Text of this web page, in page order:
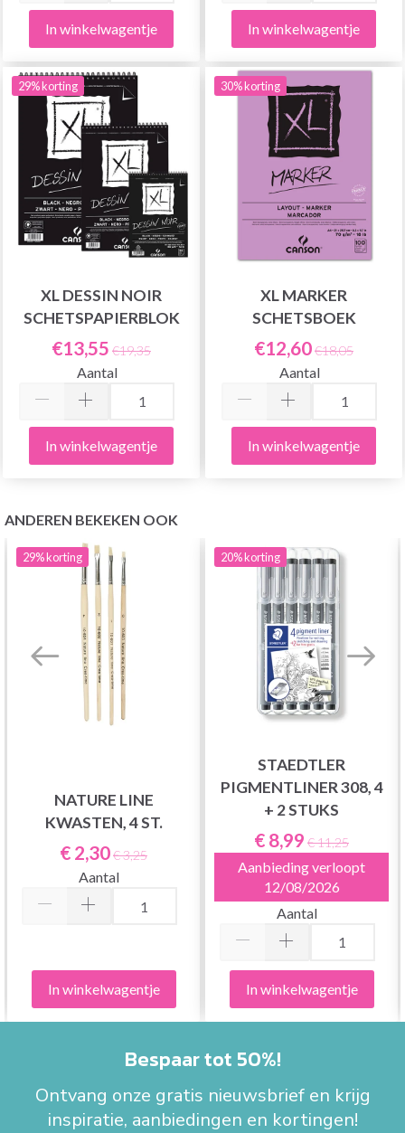
In winkelwagentje In winkelwagentje
29% korting
XL DESSIN NOIR
SCHETSPAPIERBLOK
€13,55 €19,35
Aantal
In winkelwagentje
30% korting
XL MARKER
SCHETSBOEK
€12,60€18,05
Aantal
In winkelwagentje
ANDEREN BEKEKEN OOK
29%korting
NATURE LINE
KWASTEN, 4 ST.
€ 2,30€ 3,25
Aantal
In winkelwagentje
20%korting
STAEDTLER
PIGMENTLINER 308, 4
+ 2 STUKS
€ 8,99 € 11,25
Aanbieding verloopt
12/08/2026
Aantal
In winkelwagentje
Bespaar tot 50%!
Ontvang onze gratis nieuwsbrief en krijg
inspiratie, aanbiedingen en kortingen!